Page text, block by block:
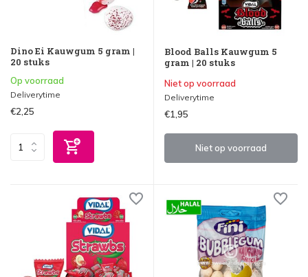
Dino Ei Kauwgum 5 gram |
20 stuks
Op voorraad
Deliverytime
€2,25
Blood Balls Kauwgum 5
gram | 20 stuks
Niet op voorraad
Deliverytime
€1,95
Niet op voorraad